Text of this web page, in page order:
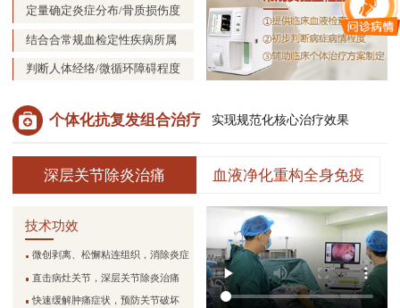
定量确定炎症分布/骨质损伤度
结合合常规血检定性疾病所属
判断人体经络/微循环障碍程度
个体化抗复发组合治疗 实现规范化核心治疗效果
深层关节除炎治痛 血液净化重构全身免疫
技术功效
微创剥离、松懈粘连组织，消除炎症
直击病灶关节，深层关节除炎治痛
快速缓解肿痛症状，预防关节破坏